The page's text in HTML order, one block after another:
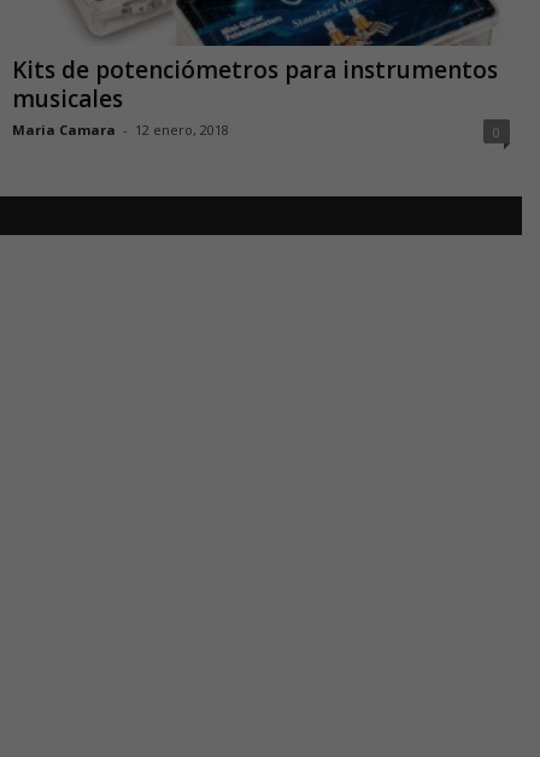
Kits de potenciómetros para instrumentos
musicales
Maria Camara - 12 enero, 2018 0